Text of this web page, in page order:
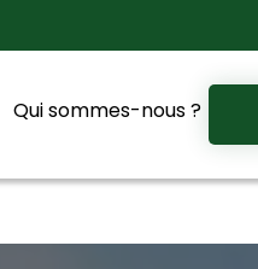
Qui sommes-nous ?